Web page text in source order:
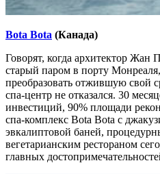
Bota Bota (Канада)
Говорят, когда архитектор Жан
старый паром в порту
преобразовать отжившую свой
спа-центр не отказался. 30
инвестиций, 90% площади
спа-комплекс Bota Bota с
эвкалиптовой баней,
вегетарианским рестораном
главных